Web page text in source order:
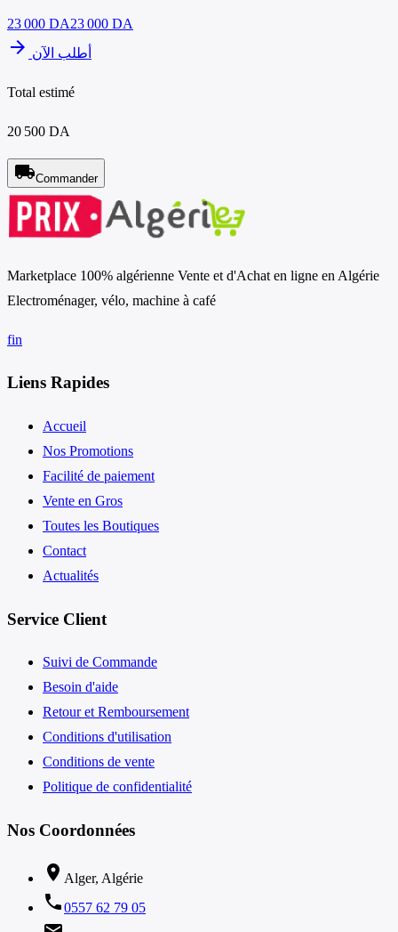
23 000 DA23 000 DA
arrow_forward أطلب الآن
Total estimé
20 500 DA
local_shippingCommander
Marketplace 100% algérienne Vente et d'Achat en ligne en Algérie
Electroménager, vélo, machine à café
fin
Liens Rapides
Accueil
Nos Promotions
Facilité de paiement
Vente en Gros
Toutes les Boutiques
Contact
Actualités
Service Client
Suivi de Commande
Besoin d'aide
Retour et Remboursement
Conditions d'utilisation
Conditions de vente
Politique de confidentialité
Nos Coordonnées
location_on Alger, Algérie
phone0557 62 79 05